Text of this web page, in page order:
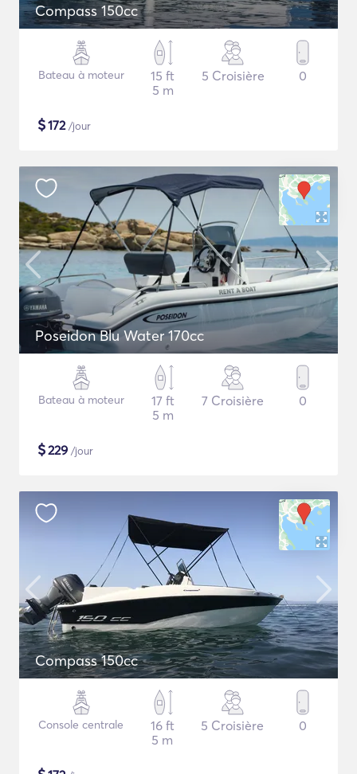
Compass 150cc
Bateau à moteur
15 ft
5 m
5 Croisière 0
$172/jour
Poseidon Blu Water 170cc
Bateau à moteur
17 ft
5 m
7 Croisière 0
$229 /jour
Compass 150cc
Console centrale
16 ft
5 m
5 Croisière 0